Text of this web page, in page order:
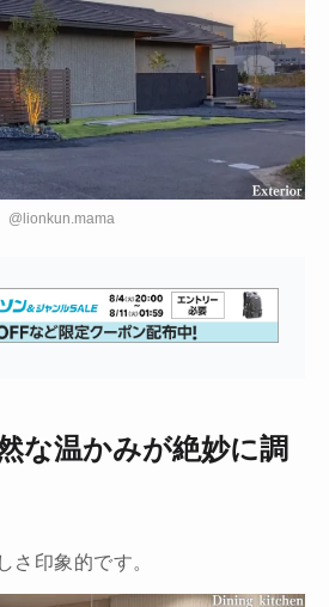
@lionkun.mama
な温かみが絶妙に調
さ印象的です。